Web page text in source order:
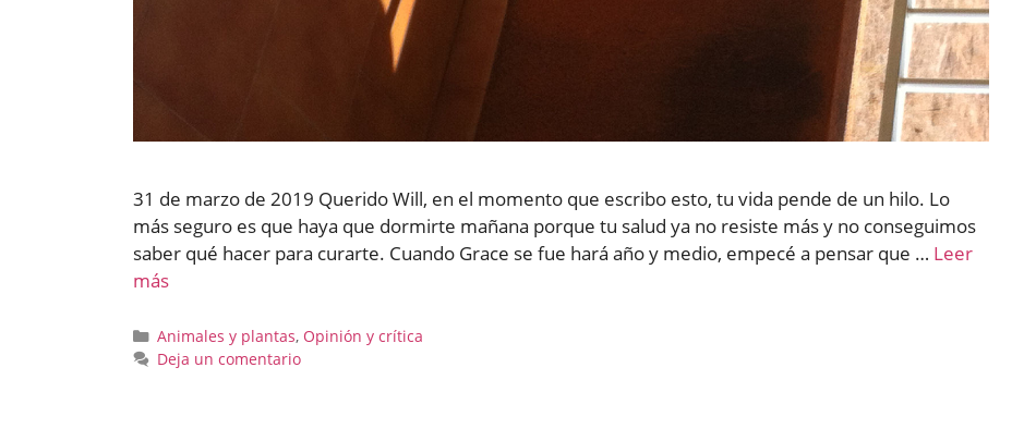
31 de marzo de 2019 Querido Will, en el momento que escribo esto, tu vida pende de un hilo. Lo
más seguro es que haya que dormirte mañana porque tu salud ya no resiste más y no conseguimos
saber qué hacer para curarte. Cuando Grace se fue hará año y medio, empecé a pensar que … Leer
más
Categorías
Animales y plantas, Opinión y crítica
Deja un comentario